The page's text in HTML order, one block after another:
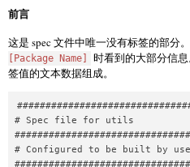
前言
这是 spec 文件中唯一没有标签的部分
[Package Name]
时看到的大部分信
签值的文本数据组成。
# Spec file for utils
# Configured to be built by